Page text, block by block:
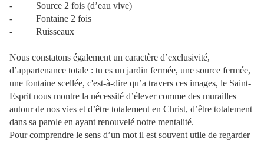
- Source 2 fois (d’eau vive)
- Fontaine 2 fois
- Ruisseaux
Nous constatons également un caractère d’exclusivité,
d’appartenance totale : tu es un jardin fermée, une source fermée,
une fontaine scellée, c'est-à-dire qu’a travers ces images, le Saint-
Esprit nous montre la nécessité d’élever comme des murailles
autour de nos vies et d’être totalement en Christ, d’être totalement
dans sa parole en ayant renouvelé notre mentalité.
Pour comprendre le sens d’un mot il est souvent utile de regarder